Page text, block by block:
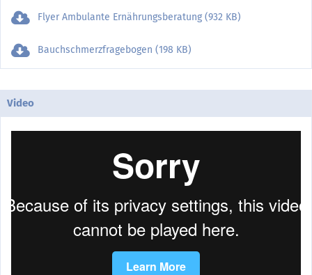
Flyer Ambulante Ernährungsberatung (932 KB)
Bauchschmerzfragebogen (198 KB)
Video